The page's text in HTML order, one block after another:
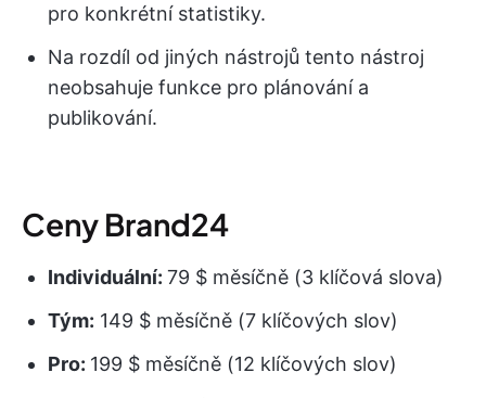
pro konkrétní statistiky.
Na rozdíl od jiných nástrojů tento nástroj
neobsahuje funkce pro plánování a
publikování.
Ceny Brand24
Individuální: 79 $ měsíčně (3 klíčová slova)
Tým: 149 $ měsíčně (7 klíčových slov)
Pro: 199 $ měsíčně (12 klíčových slov)